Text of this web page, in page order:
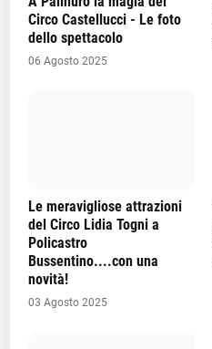
Circo Castellucci - Le foto
dello spettacolo
06 Agosto 2025
Le meravigliose attrazioni
del Circo Lidia Togni a
Policastro
Bussentino....con una
novità!
03 Agosto 2025